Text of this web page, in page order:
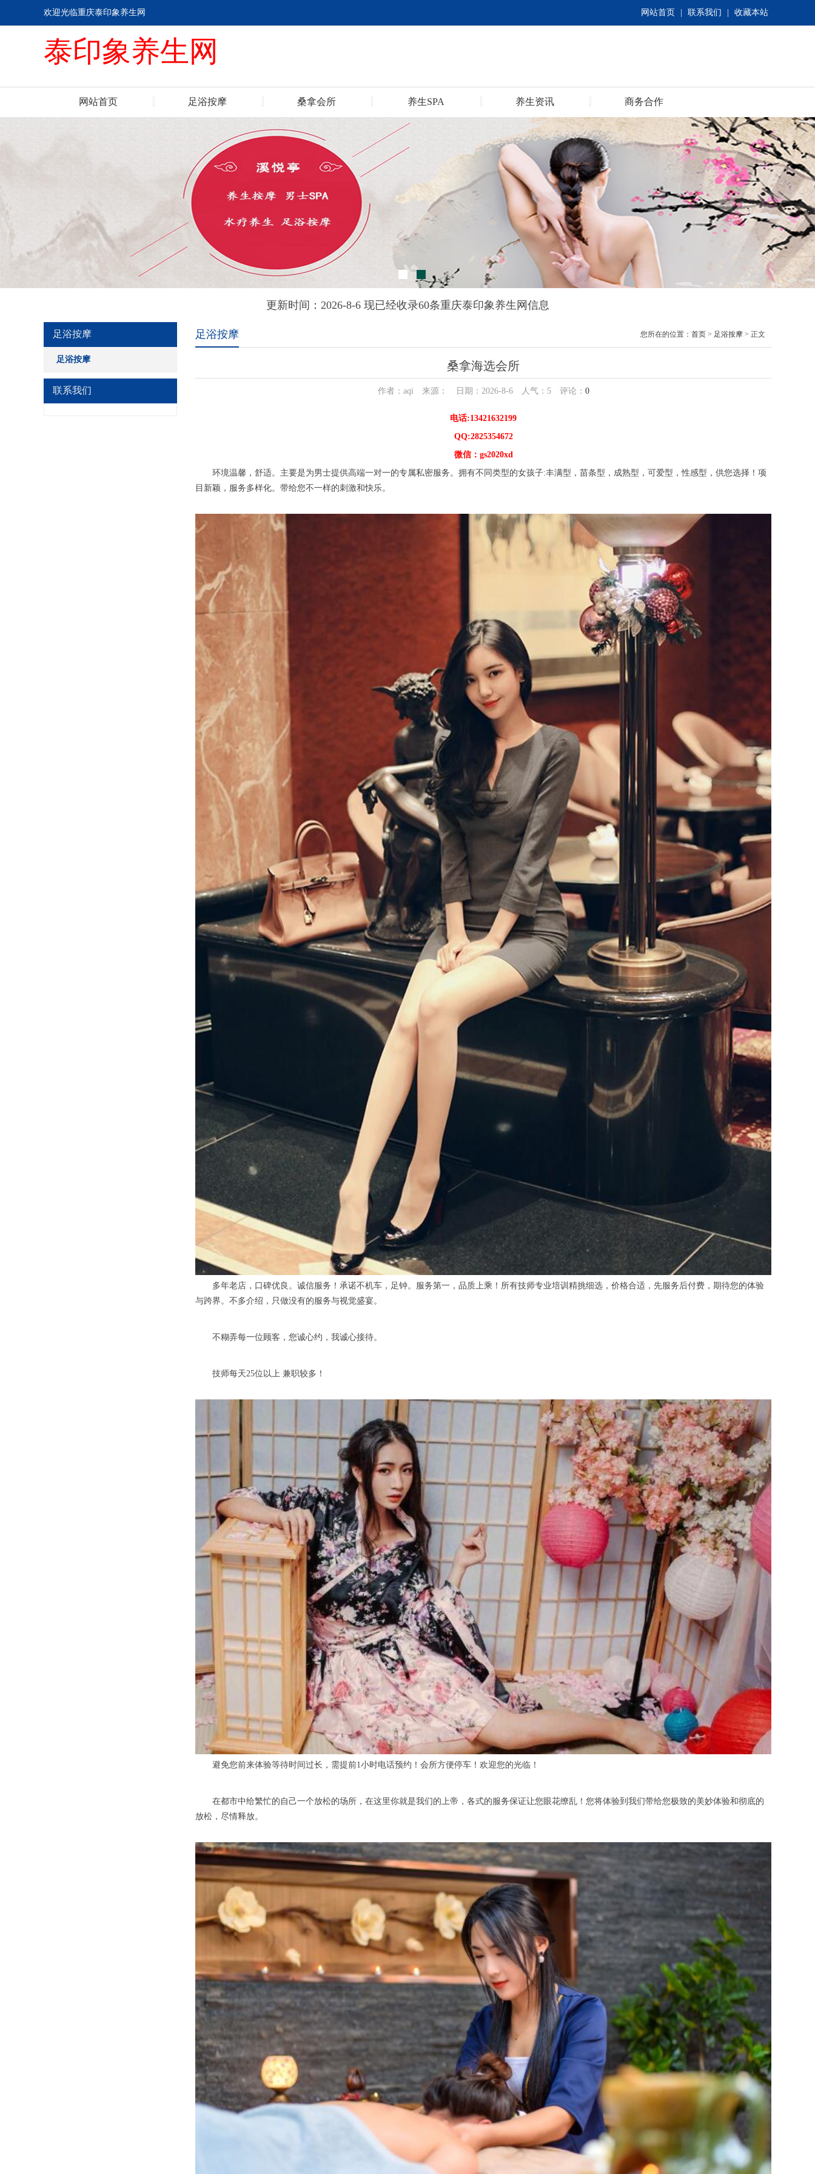
网站首页 联系我们 收藏本站
欢迎光临重庆泰印象养生网
泰印象养生网
网站首页 足浴按摩 桑拿会所 养生SPA 养生资讯 商务合作
更新时间：2026-8-6 现已经收录60条重庆泰印象养生网信息
足浴按摩
足浴按摩
联系我们
足浴按摩 您所在的位置： 首页 > 足浴按摩 > 正文
桑拿海选会所
作者：aqi 来源： 日期：2026-8-6 人气： 5评论： 0
电话:13421632199
QQ:2825354672
微信：gs2020xd
环境温馨，舒适。主要是为男士提供高端一对一的专属私密服务。拥有不同类型的女孩子:丰满型，苗条型，成熟型，可爱型，性感型，供您选择！项
目新颖，服务多样化。带给您不一样的刺激和快乐。
多年老店，口碑优良。诚信服务！承诺不机车，足钟。服务第一，品质上乘！所有技师专业培训精挑细选，价格合适，先服务后付费，期待您的体验
与跨界。不多介绍，只做没有的服务与视觉盛宴。
不糊弄每一位顾客，您诚心约，我诚心接待。
技师每天25位以上 兼职较多！
避免您前来体验等待时间过长，需提前1小时电话预约！会所方便停车！欢迎您的光临！
在都市中给繁忙的自己一个放松的场所，在这里你就是我们的上帝，各式的服务保证让您眼花缭乱！您将体验到我们带给您极致的美妙体验和彻底的
放松，尽情释放。